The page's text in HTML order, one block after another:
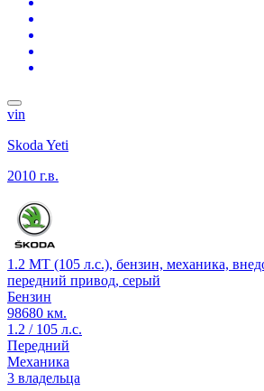
vin
Skoda Yeti
2010 г.в.
1.2 MT (105 л.с.), бензин, механика,
передний привод, серый
Бензин
98680 км.
1.2 / 105 л.с.
Передний
Механика
3 владельца